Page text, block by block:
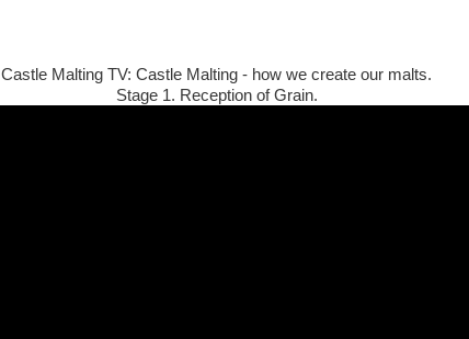
Castle Malting TV: Castle Malting - how we create our malts.
Stage 1. Reception of Grain.